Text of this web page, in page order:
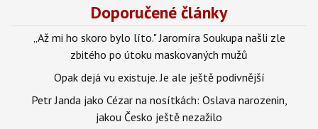
Doporučené články
„Až mi ho skoro bylo líto." Jaromíra Soukupa našli zle
zbitého po útoku maskovaných mužů
Opak dejá vu existuje. Je ale ještě podivnější
Petr Janda jako Cézar na nosítkách: Oslava narozenin,
jakou Česko ještě nezažilo